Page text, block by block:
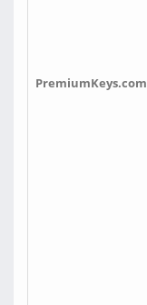
PremiumKeys.com